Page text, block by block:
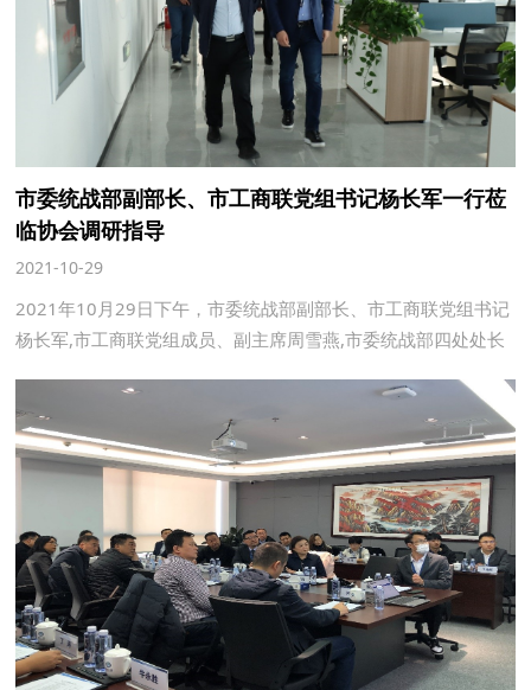
市委统战部副部长、市工商联党组书记杨长军一行莅
临协会调研指导
2021-10-29
2021年10月29日下午，市委统战部副部长、市工商联党组书记
杨长军,市工商联党组成员、副主席周雪燕,市委统战部四处处长
临协会调研指导工作